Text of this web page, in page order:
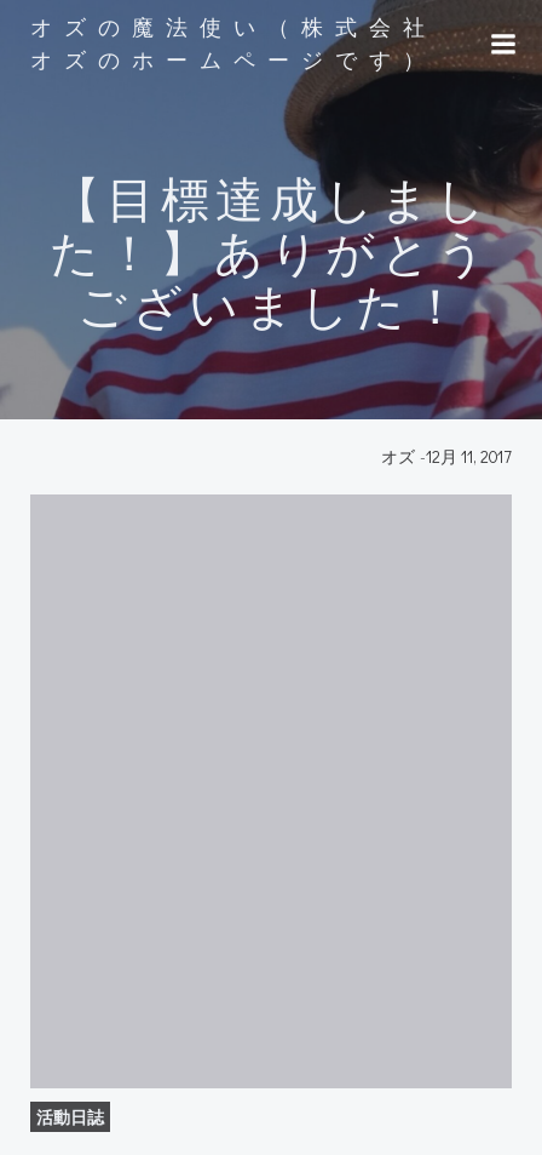
ン
ン
ツ
ス
キ
ッ
オズの魔法使い（株式会社
オズのホームページです）
【目標達成しまし
た！】ありがとう
ございました！
オズ -12月 11, 2017
活動日誌